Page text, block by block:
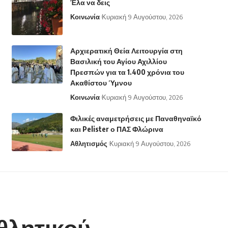
Έλα να δεις
Κοινωνία Κυριακή 9 Αυγούστου, 2026
Αρχιερατική Θεία Λειτουργία στη
Βασιλική του Αγίου Αχιλλίου
Πρεσπών για τα 1.400 χρόνια του
Ακαθίστου Ύμνου
Κοινωνία Κυριακή 9 Αυγούστου, 2026
Φιλικές αναμετρήσεις με Παναθηναϊκό
και Pelister ο ΠΑΣ Φλώρινα
Αθλητισμός Κυριακή 9 Αυγούστου, 2026